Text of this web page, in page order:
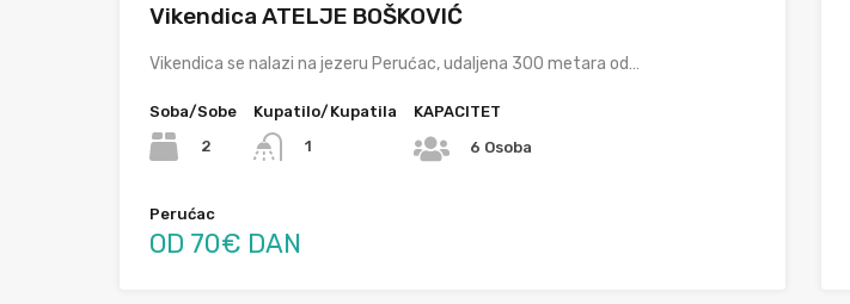
Vikendica ATELJE BOŠKOVIĆ
Vikendica se nalazi na jezeru Perućac, udaljena 300 metara od…
Soba/Sobe
2
Kupatilo/Kupatila
1
KAPACITET
6 Osoba
Perućac
OD 70€ DAN